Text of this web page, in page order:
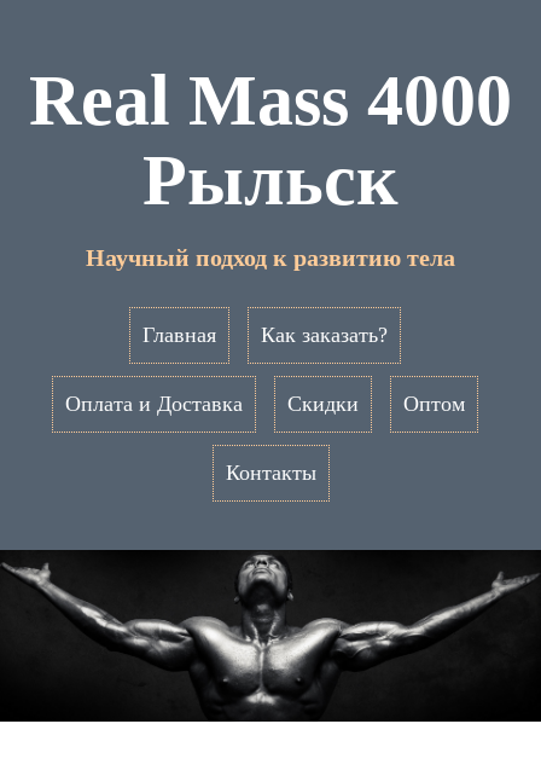
Real Mass 4000
Рыльск
Научный подход к развитию тела
Главная Как заказать?
Оплата и Доставка Скидки Оптом
Контакты